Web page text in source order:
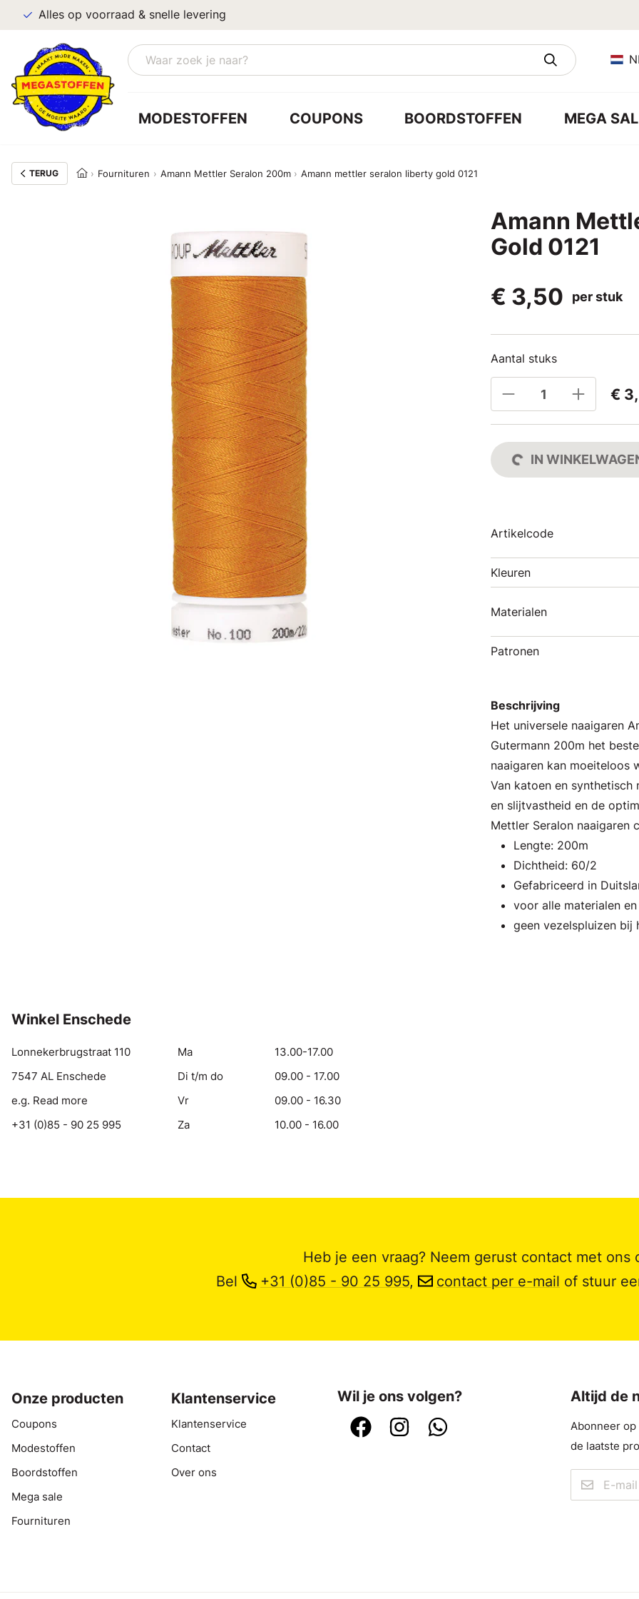
Alles op voorraad & snelle levering
MODESTOFFEN COUPONS BOORDSTOFFEN MEGA
TERUG Fournituren Amann Mettler Seralon 200m Amann mettler seralon liberty gold 0121
Amann
Gold 0121
€ 3,50
per stuk
Aantal stuks
€
IN
Artikelcode
Kleuren
Materialen
Patronen
Beschrijving
Het universele naaigaren
Gutermann 200m het
naaigaren kan moeiteloos
Van katoen en
en slijtvastheid en de
Mettler Seralon naaigaren
Lengte: 200m
Dichtheid: 60/2
Gefabriceerd in
voor alle materialen
geen vezelspluizen bij
Winkel Enschede
Lonnekerbrugstraat 110
7547 AL Enschede
e.g. Read more
+31 (0)85 - 90 25 995
Ma
13.00-17.00
Di t/m do
09.00 - 17.00
Vr
09.00 - 16.30
Za
10.00 - 16.00
Heb je een vraag? Neem gerust contact met ons
Bel
+31 (0)85 - 90 25 995, contact per e-mail of stuur
Onze producten
Coupons
Modestoffen
Boordstoffen
Mega sale
Fournituren
Klantenservice
Klantenservice
Contact
Over ons
Wil je ons volgen? Altijd de
Abonneer
de laatste